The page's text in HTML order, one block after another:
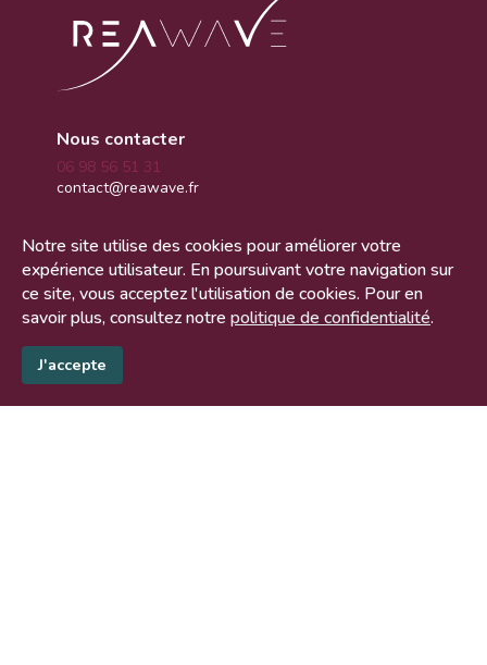
Nous contacter
06 98 56 51 31
contact@reawave.fr
75006 PARIS
Plan du site
">Accueil
Vous êtes
Vos besoins
Notre site utilise des cookies pour améliorer votre
expérience utilisateur. En poursuivant votre navigation sur
ce site, vous acceptez l'utilisation de cookies. Pour en
savoir plus, consultez notre politique de confidentialité.
J'accepte